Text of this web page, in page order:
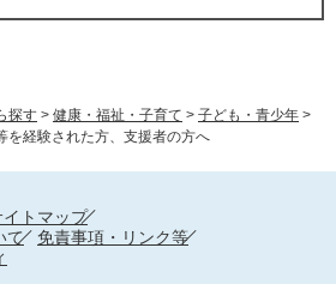
探す > 健康・福祉・子育て > 子ども・青少年 >
を経験された方、支援者の方へ
イトマップ
て
免責事項・リンク等